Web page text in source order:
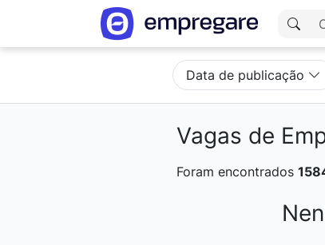
Data de publicação
Vagas de
Foram encontrados